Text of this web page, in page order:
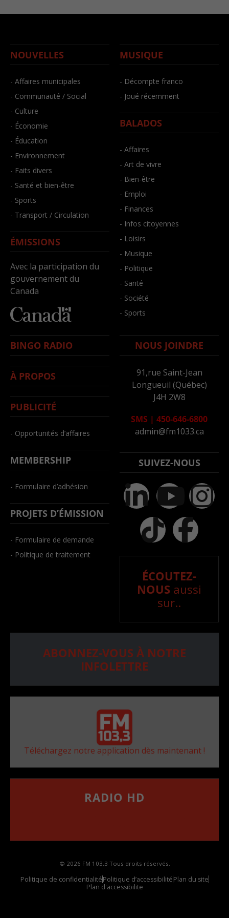
NOUVELLES
- Affaires municipales
- Communauté / Social
- Culture
- Économie
- Éducation
- Environnement
- Faits divers
- Santé et bien-être
- Sports
- Transport / Circulation
ÉMISSIONS
Avec la participation du
gouvernement du
Canada
MUSIQUE
- Décompte franco
- Joué récemment
BALADOS
- Affaires
- Art de vivre
- Bien-être
- Emploi
- Finances
- Infos citoyennes
- Loisirs
- Musique
- Politique
- Santé
- Société
- Sports
BINGO RADIO
À PROPOS
PUBLICITÉ
- Opportunités d’affaires
MEMBERSHIP
- Formulaire d’adhésion
PROJETS D’ÉMISSION
- Formulaire de demande
- Politique de traitement
NOUS JOINDRE
91,rue Saint-Jean
Longueuil (Québec)
J4H 2W8
SMS | 450-646-6800
admin@fm1033.ca
SUIVEZ-NOUS
ÉCOUTEZ-
NOUS aussi
sur..
ABONNEZ-VOUS À NOTRE
INFOLETTRE
Téléchargez notre application dès maintenant !
RADIO HD
© 2026 FM 103,3 Tous droits réservés.
Politique de confidentialitéPolitique d’accessibilitéPlan du site
Plan d'accessibilite